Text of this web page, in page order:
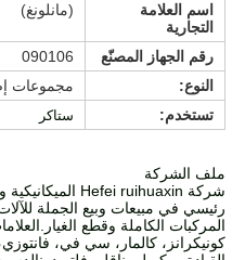
اسم العلامة
التجارية
(مانلونغ)
رقم الجهاز المصنّع
090106
النوع:
مجموعات
تستخدم:
ستاكر
ملف الشركة
رئيسي في مبيعات وبيع الجملة للآلات
المركبات الكاملة وقطع
كونيكرانز، كالمار، سي في،